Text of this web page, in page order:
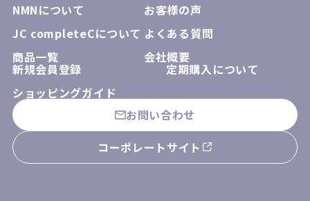
NMNについて
JC completeCについて
商品一覧
お客様の声
よくある質問
会社概要
新規会員登録
ショッピングガイド
定期購入について
お問い合わせ
コーポレートサイト